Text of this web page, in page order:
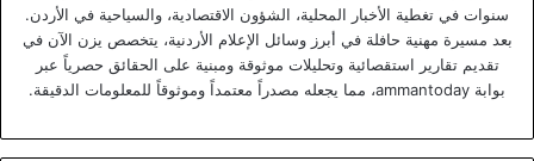
سنوات في تغطية الأخبار المحلية، الشؤون الاقتصادية، والسياحية في الأردن.
بعد مسيرة مهنية حافلة في أبرز وسائل الإعلام الأردنية، يتخصص يزن الآن في
تقديم تقارير استقصائية وتحليلات موثوقة ومبنية على الحقائق حصرياً عبر
بوابة ammantoday، مما يجعله مصدراً معتمداً وموثوقاً للمعلومات الدقيقة.